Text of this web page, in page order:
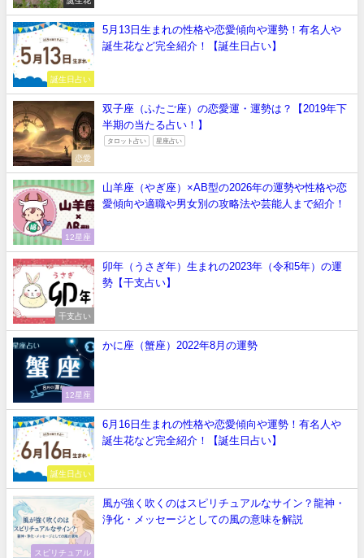
誕生日占い
5月13日生まれの性格や恋愛傾向や運勢！有名人や
誕生花など完全紹介！【誕生日占い】
恋愛
双子座（ふたご座）の恋愛運・運勢は？【2019年下
半期の当たる占い！】
タロット占い 星座占い
12星座
山羊座（やぎ座）×AB型の2026年の運勢や性格や恋
愛傾向や適職や男女別の攻略法や芸能人まで紹介！
干支占い
卯年（うさぎ年）生まれの2023年（令和5年）の運
勢【干支占い】
12星座
かに座（蟹座）2022年8月の運勢
誕生日占い
6月16日生まれの性格や恋愛傾向や運勢！有名人や
誕生花など完全紹介！【誕生日占い】
スピリチュアル
風が強く吹くのはスピリチュアルなサイン？龍神・
浄化・メッセージとしての風の意味を解説